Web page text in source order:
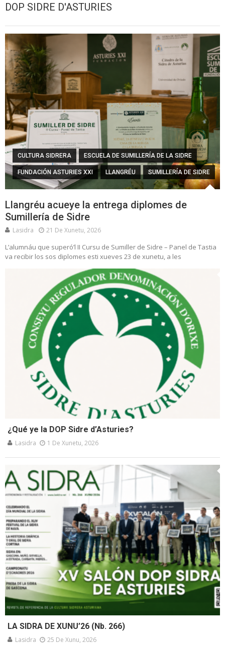
DOP SIDRE D'ASTURIES
CULTURA SIDRERA ESCUELA DE SUMILLERÍA DE LA SIDRE
FUNDACIÓN ASTURIES XXI LLANGRÉU SUMILLERÍA DE SIDRE
Llangréu acueye la entrega diplomes de
Sumillería de Sidre
Lasidra 21 De Xunetu, 2026
L’alumnáu que superó’l II Cursu de Sumiller de Sidre – Panel de Tastia
va recibir los sos diplomes esti xueves 23 de xunetu, a les
¿Qué ye la DOP Sidre d’Asturies?
Lasidra 1 De Xunetu, 2026
LA SIDRA DE XUNU’26 (Nb. 266)
Lasidra 25 De Xunu, 2026